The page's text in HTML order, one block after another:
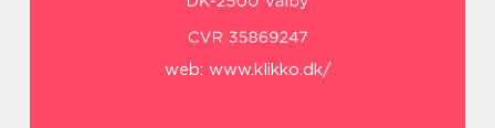
web: www.klikko.dk/